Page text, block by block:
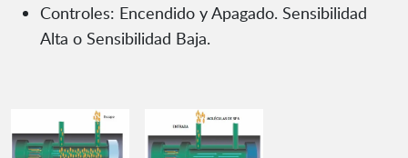
Controles: Encendido y Apagado. Sensibilidad
Alta o Sensibilidad Baja.